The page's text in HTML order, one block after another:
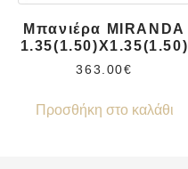
Μπανιέρα MIRANDA
1.35(1.50)X1.35(1.50)
363.00€
Προσθήκη στο καλάθι